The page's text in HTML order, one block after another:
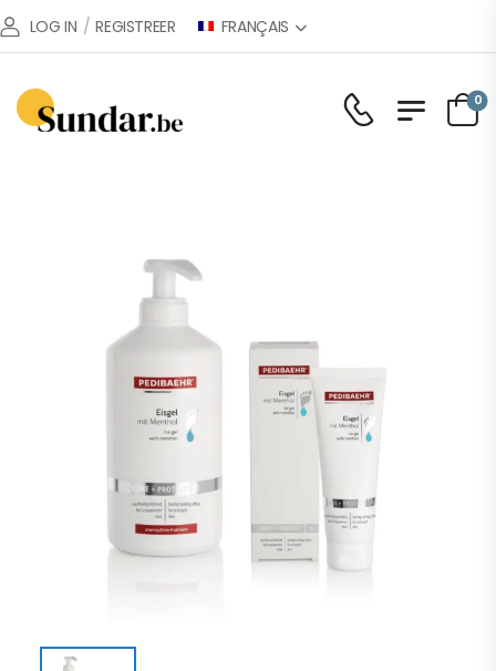
LOG IN / REGISTREER FRANÇAIS
0